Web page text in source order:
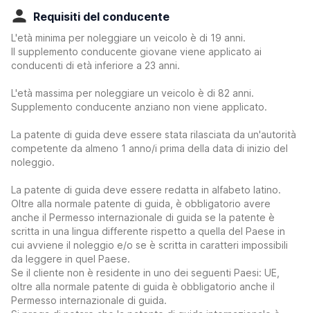
Requisiti del conducente
L'età minima per noleggiare un veicolo è di 19 anni.
Il supplemento conducente giovane viene applicato ai
conducenti di età inferiore a 23 anni.
L'età massima per noleggiare un veicolo è di 82 anni.
Supplemento conducente anziano non viene applicato.
La patente di guida deve essere stata rilasciata da un'autorità
competente da almeno 1 anno/i prima della data di inizio del
noleggio.
La patente di guida deve essere redatta in alfabeto latino.
Oltre alla normale patente di guida, è obbligatorio avere
anche il Permesso internazionale di guida se la patente è
scritta in una lingua differente rispetto a quella del Paese in
cui avviene il noleggio e/o se è scritta in caratteri impossibili
da leggere in quel Paese.
Se il cliente non è residente in uno dei seguenti Paesi: UE,
oltre alla normale patente di guida è obbligatorio anche il
Permesso internazionale di guida.